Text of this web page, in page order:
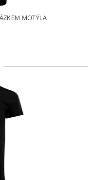
MOTÝLA